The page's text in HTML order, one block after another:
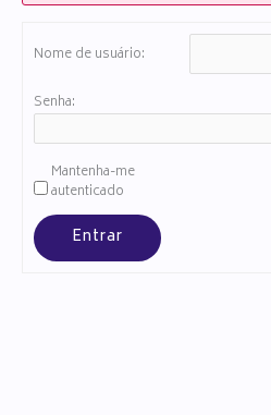
Nome de usuário:
Senha:
Mantenha-me
autenticado
Entrar